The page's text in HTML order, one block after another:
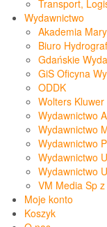
Transport,
Wydawnictwo
Akademia
Biuro
Gdańskie
GiS Oficyna
ODDK
Wolters Kluwer
Wydawnictwo
Wydawnictwo
Wydawnictwo
Wydawnictwo
Wydawnictwo
VM Media Sp
Moje konto
Koszyk